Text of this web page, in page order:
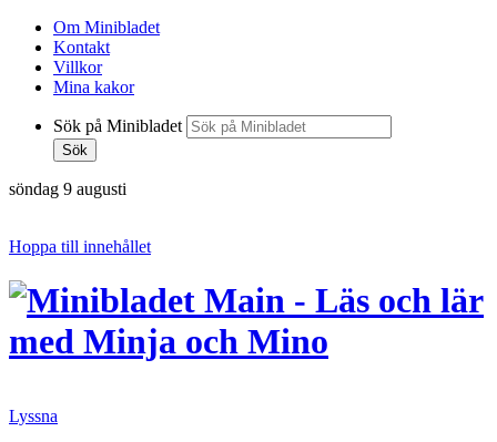
Om Minibladet
Kontakt
Villkor
Mina kakor
Sök på Minibladet
Sök
söndag 9 augusti
Hoppa till innehållet
Lyssna